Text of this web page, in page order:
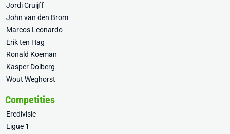
Jordi Cruijff
John van den Brom
Marcos Leonardo
Erik ten Hag
Ronald Koeman
Kasper Dolberg
Wout Weghorst
Competities
Eredivisie
Ligue 1